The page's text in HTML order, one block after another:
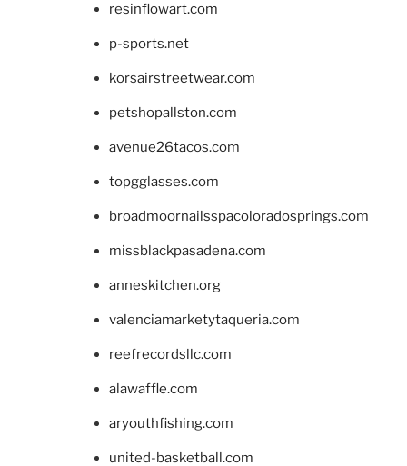
resinflowart.com
p-sports.net
korsairstreetwear.com
petshopallston.com
avenue26tacos.com
topgglasses.com
broadmoornailsspacoloradosprings.com
missblackpasadena.com
anneskitchen.org
valenciamarketytaqueria.com
reefrecordsllc.com
alawaffle.com
aryouthfishing.com
united-basketball.com